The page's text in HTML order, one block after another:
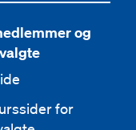
og
for